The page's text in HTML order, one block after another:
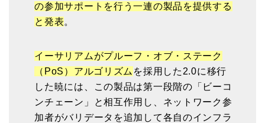
の参加サポートを行う一連の製品を提供する
と発表。
イーサリアムがプルーフ・オブ・ステーク
（PoS）アルゴリズム を採用した2.0に移行
した暁には、この製品は第一段階の「ビーコ
ンチェーン」と相互作用し、ネットワーク参
加者がバリデータを追加して各自のインフラ